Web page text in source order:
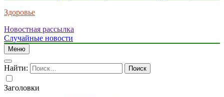
Здоровье
Новостная рассылка
Случайные новости
Меню
Найти:
Заголовки